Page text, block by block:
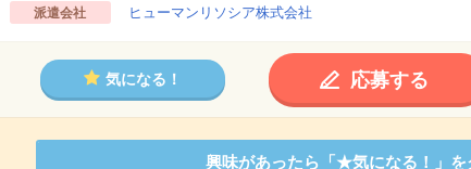
派遣会社 ヒューマンリソシア株式会社
気になる！ 応募する
興味があったら「★気になる！」を